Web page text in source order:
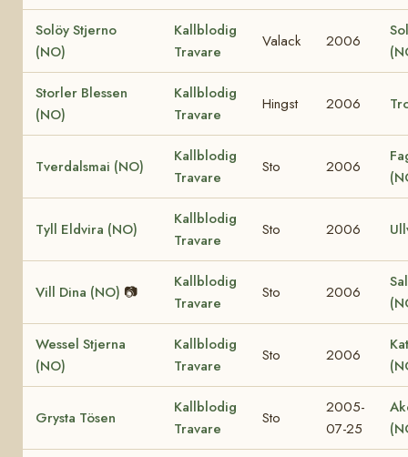
Solöy Stjerno
(NO)
Kallblodig
Travare
Valack 2006
Storler Blessen
(NO)
Kallblodig
Travare
Hingst 2006
Tverdalsmai (NO)
Kallblodig
Travare
Sto 2006
Tyll Eldvira (NO)
Kallblodig
Travare
Sto 2006
Vill Dina (NO) 📷
Kallblodig
Travare
Sto 2006
Wessel Stjerna
(NO)
Kallblodig
Travare
Sto 2006
Grysta Tösen
Kallblodig
Travare
Sto
2005-
07-25